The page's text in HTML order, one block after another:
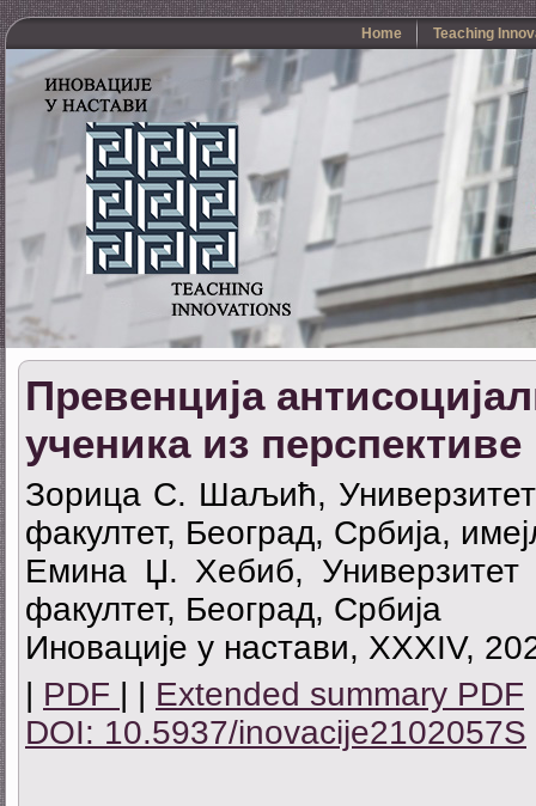
Home Teaching
Превенција
ученика из перспективе
Зорица С. Шаљић,
факултет, Београд, Србија,
Емина Џ. Хебиб, Универзитет
факултет, Београд, Србија
Иновације у настави, XXXIV,
PDF Extended summary PDF
DOI: 10.5937/inovacije2102057S